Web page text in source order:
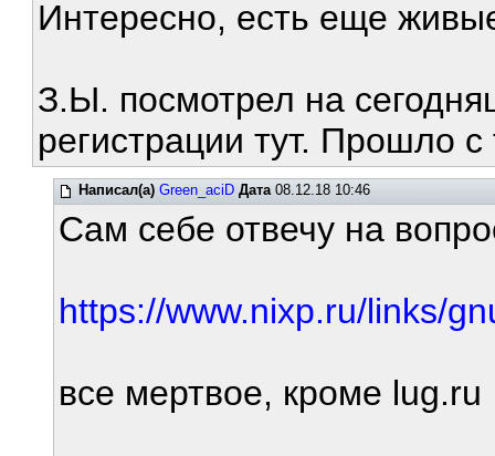
Интересно, есть еще
З.Ы. посмотрел на
регистрации тут. Прошло
Написал(а) Green_aciD Дата08.12.18 10:46
Сам себе отвечу на
https://www.nixp.ru/links/
все мертвое, кроме lug.ru